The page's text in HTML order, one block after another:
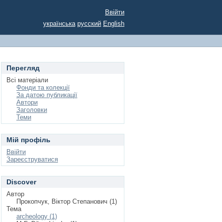
Ввійти
українська русский English
Перегляд
Всі матеріали
Фонди та колекції
За датою публикації
Автори
Заголовки
Теми
Мій профіль
Ввійти
Зареєструватися
Discover
Автор
Прокопчук, Віктор Степанович (1)
Тема
archeology (1)